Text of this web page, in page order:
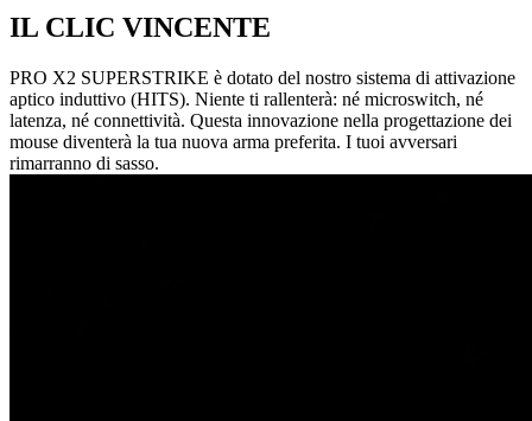
IL CLIC VINCENTE
PRO X2 SUPERSTRIKE è dotato del nostro sistema di attivazione
aptico induttivo (HITS). Niente ti rallenterà: né microswitch, né
latenza, né connettività. Questa innovazione nella progettazione dei
mouse diventerà la tua nuova arma preferita. I tuoi avversari
rimarranno di sasso.